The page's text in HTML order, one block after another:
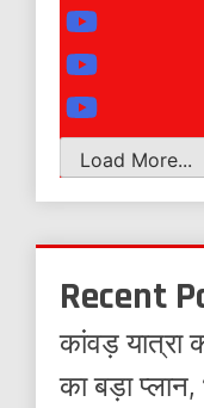
Load More...
Recent
कांवड़ यात्रा
का बड़ा